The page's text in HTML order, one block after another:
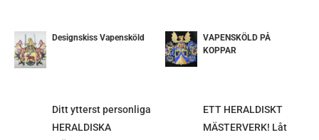
Designskiss Vapensköld
Ditt ytterst personliga
HERALDISKA
DETALJER
VAPENSKÖLD PÅ
KOPPAR
ETT HERALDISKT
MÄSTERVERK! Låt